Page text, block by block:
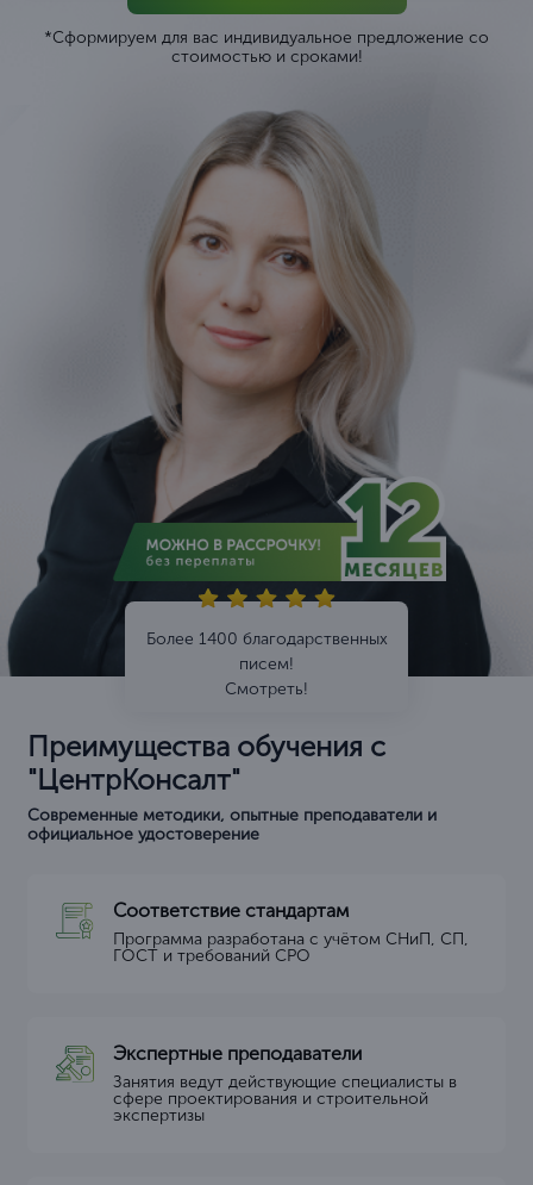
*Сформируем для вас индивидуальное предложение со
стоимостью и сроками!
Более 1400 благодарственных
писем!
Смотреть!
Преимущества обучения с
"ЦентрКонсалт"
Современные методики, опытные преподаватели и
официальное удостоверение
Соответствие стандартам
Программа разработана с учётом СНиП, СП,
ГОСТ и требований СРО
Экспертные преподаватели
Занятия ведут действующие специалисты в
сфере проектирования и строительной
экспертизы